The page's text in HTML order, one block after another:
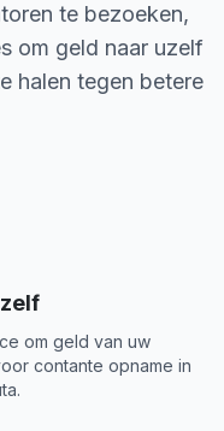
te bezoeken,
om geld naar uzelf
halen tegen betere
om geld van uw
contante opname in